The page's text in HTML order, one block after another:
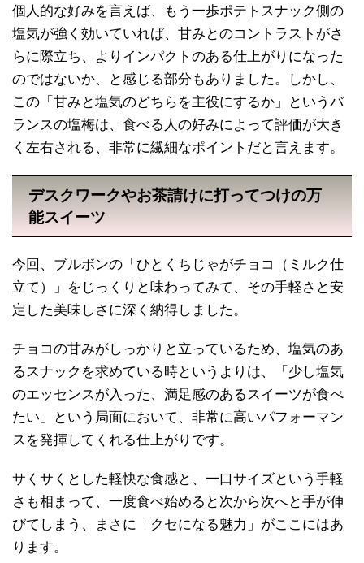
個人的な好みを言えば、もう一歩ポテトスナック側の
塩気が強く効いていれば、甘みとのコントラストがさ
らに際立ち、よりインパクトのある仕上がりになった
のではないか、と感じる部分もありました。しかし、
この「甘みと塩気のどちらを主役にするか」というバ
ランスの塩梅は、食べる人の好みによって評価が大き
く左右される、非常に繊細なポイントだと言えます。
デスクワークやお茶請けに打ってつけの万
能スイーツ
今回、ブルボンの「ひとくちじゃがチョコ（ミルク仕
立て）」をじっくりと味わってみて、その手軽さと安
定した美味しさに深く納得しました。
チョコの甘みがしっかりと立っているため、塩気のあ
るスナックを求めている時というよりは、「少し塩気
のエッセンスが入った、満足感のあるスイーツが食べ
たい」という局面において、非常に高いパフォーマン
スを発揮してくれる仕上がりです。
サくサくとした軽快な食感と、一口サイズという手軽
さも相まって、一度食べ始めると次から次へと手が伸
びてしまう、まさに「クセになる魅力」がここにはあ
ります。